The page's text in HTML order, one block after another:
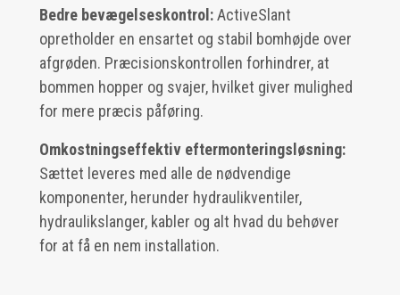
Bedre bevægelseskontrol:ActiveSlant
opretholder en ensartet og stabil bomhøjde over
afgrøden. Præcisionskontrollen forhindrer, at
bommen hopper og svajer, hvilket giver mulighed
for mere præcis påføring.
Omkostningseffektiv eftermonteringsløsning:
Sættet leveres med alle de nødvendige
komponenter, herunder hydraulikventiler,
hydraulikslanger, kabler og alt hvad du behøver
for at få en nem installation.